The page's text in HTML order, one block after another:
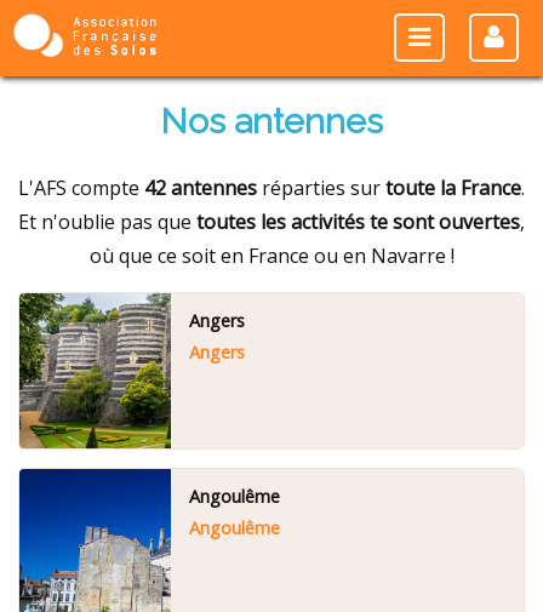
Nos antennes
L'AFS compte 42 antennes réparties surtoute la France.
Et n'oublie pas que toutes les activités te sont ouvertes,
où que ce soit en France ou en Navarre !
Angers
Angers
Angoulême
Angoulême